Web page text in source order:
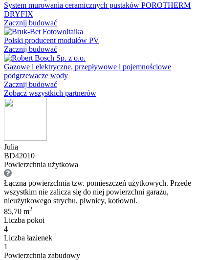
System murowania ceramicznych pustaków POROTHERM
DRYFIX
Zacznij budować
Polski producent modułów PV
Zacznij budować
Gazowe i elektryczne, przepływowe i pojemnościowe
podgrzewacze wody
Zacznij budować
Zobacz wszystkich partnerów
Julia
BD42010
Powierzchnia użytkowa
Łączna powierzchnia tzw. pomieszczeń użytkowych. Przede
wszystkim nie zalicza się do niej powierzchni garażu,
nieużytkowego strychu, piwnicy, kotłowni.
85,70 m2
Liczba pokoi
4
Liczba łazienek
1
Powierzchnia zabudowy